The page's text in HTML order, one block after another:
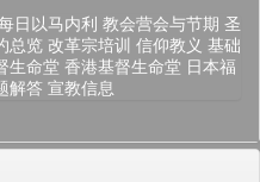
日以马内利 教会营会与节期 圣
总览 改革宗培训 信仰教义 基础
生命堂 香港基督生命堂 日本福
解答 宣教信息